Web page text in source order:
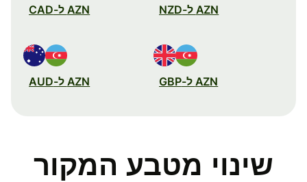
AZN ל-NZD AZN ל-CAD
AZN ל-GBP AZN ל-AUD
שינוי מטבע המקור